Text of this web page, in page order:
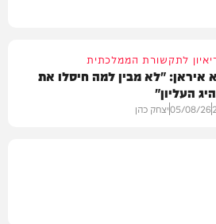
לתקשורת הממלכתית
איראן: "לא מבין למה חיסלו את
העליון"
05/08/26יצחק כהן